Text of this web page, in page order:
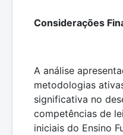
Considerações
A análise
metodologias
significativa no
competências de
iniciais do Ensino